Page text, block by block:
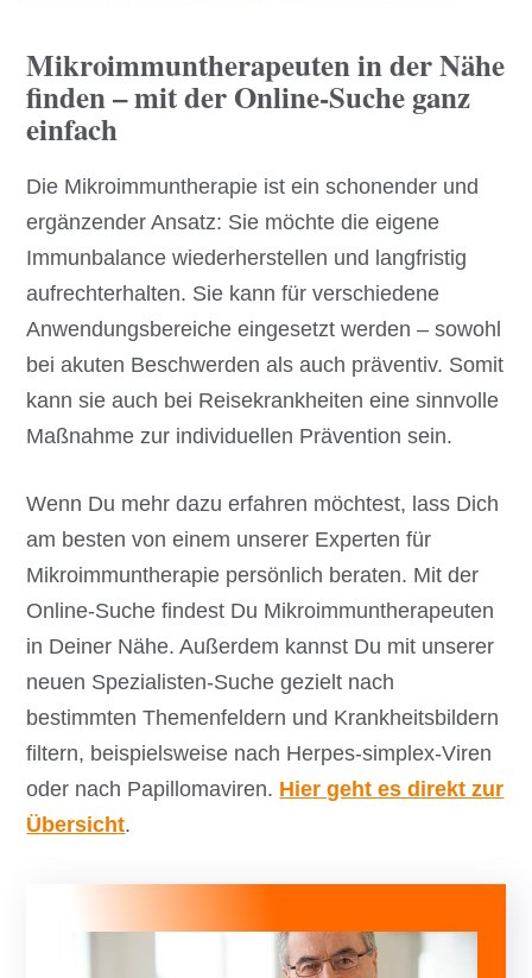
Mikroimmuntherapeuten in der Nähe
finden – mit der Online-Suche ganz
einfach
Die Mikroimmuntherapie ist ein schonender und
ergänzender Ansatz: Sie möchte die eigene
Immunbalance wiederherstellen und langfristig
aufrechterhalten. Sie kann für verschiedene
Anwendungsbereiche eingesetzt werden – sowohl
bei akuten Beschwerden als auch präventiv. Somit
kann sie auch bei Reisekrankheiten eine sinnvolle
Maßnahme zur individuellen Prävention sein.
Wenn Du mehr dazu erfahren möchtest, lass Dich
am besten von einem unserer Experten für
Mikroimmuntherapie persönlich beraten. Mit der
Online-Suche findest Du Mikroimmuntherapeuten
in Deiner Nähe. Außerdem kannst Du mit unserer
neuen Spezialisten-Suche gezielt nach
bestimmten Themenfeldern und Krankheitsbildern
filtern, beispielsweise nach Herpes-simplex-Viren
oder nach Papillomaviren. Hier geht es direkt zur
Übersicht.